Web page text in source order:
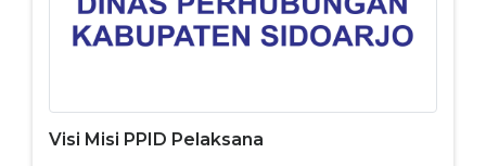
Visi Misi PPID Pelaksana